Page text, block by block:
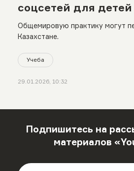
соцсетей для детей
Общемировую практику могут
Казахстане.
Учеба
29.01.2026, 10:32
Подпишитесь на
материалов